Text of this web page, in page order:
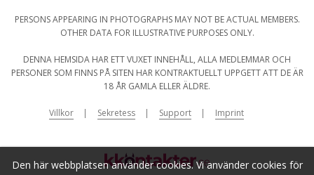
Den här webbplatsen använder cookies. Vi använder cookies för
PERSONS APPEARING IN PHOTOGRAPHS MAY NOT BE ACTUAL MEMBERS.
OTHER DATA FOR ILLUSTRATIVE PURPOSES ONLY.
DENNA HEMSIDA HAR ETT VUXET INNEHÅLL, ALLA MEDLEMMAR OCH
PERSONER SOM FINNS PÅ SITEN HAR KONTRAKTUELLT UPPGETT ATT DE ÄR
18 ÅR GAMLA ELLER ÄLDRE.
Villkor Sekretess Support Imprint